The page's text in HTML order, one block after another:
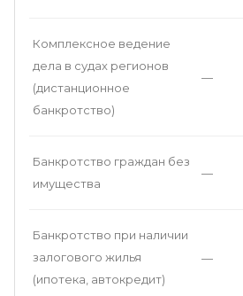
Комплексное ведение
дела в судах регионов
(дистанционное
банкротство)
—
Банкротство граждан без
имущества
—
Банкротство при наличии
залогового жилья
(ипотека, автокредит)
—